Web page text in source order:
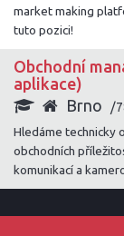
market making
tuto pozici!
Obchodní
aplikace)
Brno
/
Hledáme technicky
obchodních
komunikací a